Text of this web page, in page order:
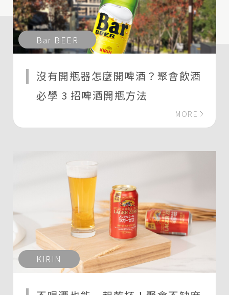
Bar BEER
沒有開瓶器怎麼開啤酒？聚會飲酒
必學 3 招啤酒開瓶方法
MORE
KIRIN